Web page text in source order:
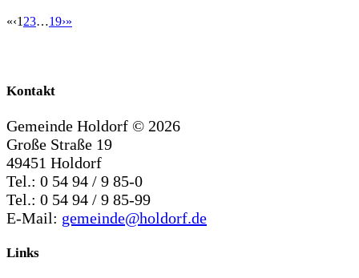
«‹1 23…19›»
Kontakt
Gemeinde Holdorf © 2026
Große Straße 19
49451 Holdorf
Tel.: 0 54 94 / 9 85-0
Tel.: 0 54 94 / 9 85-99
E-Mail: gemeinde@holdorf.de
Links